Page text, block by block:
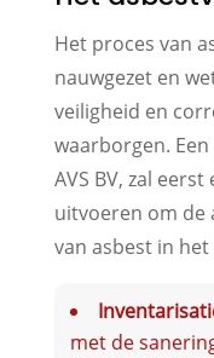
Het proces van
nauwgezet en
veiligheid en
waarborgen.
AVS BV, zal
uitvoeren om de
van asbest in
met de